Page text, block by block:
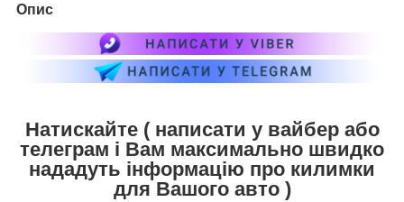
Опис
Натискайте ( написати у вайбер або
телеграм і Вам максимально швидко
нададуть інформацію про килимки
для Вашого авто )